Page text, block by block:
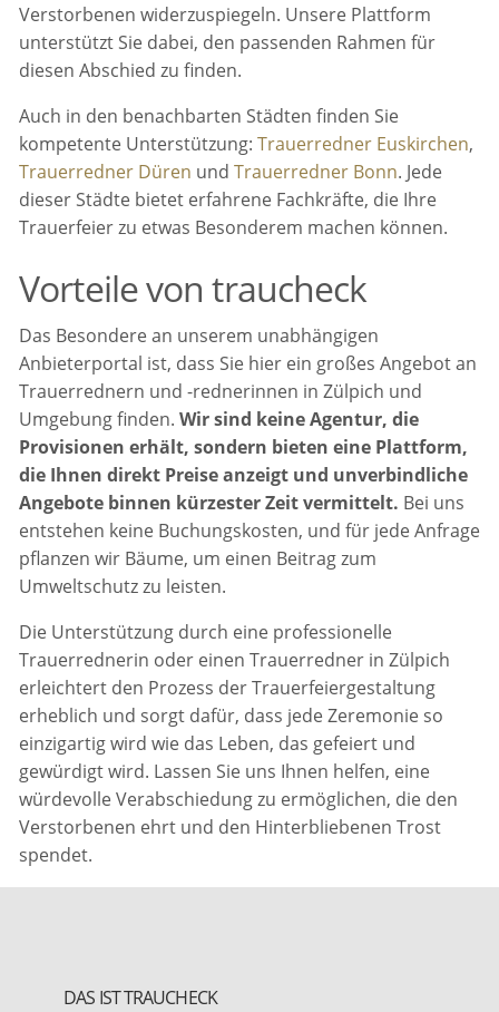
Verstorbenen widerzuspiegeln. Unsere Plattform
unterstützt Sie dabei, den passenden Rahmen für
diesen Abschied zu finden.
Auch in den benachbarten Städten finden Sie
kompetente Unterstützung:Trauerredner Euskirchen,
Trauerredner Düren undTrauerredner Bonn. Jede
dieser Städte bietet erfahrene Fachkräfte, die Ihre
Trauerfeier zu etwas Besonderem machen können.
Vorteile von traucheck
Das Besondere an unserem unabhängigen
Anbieterportal ist, dass Sie hier ein großes Angebot an
Trauerrednern und -rednerinnen in Zülpich und
Umgebung finden.Wir sind keine Agentur, die
Provisionen erhält, sondern bieten eine Plattform,
die Ihnen direkt Preise anzeigt und unverbindliche
Angebote binnen kürzester Zeit vermittelt. Bei uns
entstehen keine Buchungskosten, und für jede Anfrage
pflanzen wir Bäume, um einen Beitrag zum
Umweltschutz zu leisten.
Die Unterstützung durch eine professionelle
Trauerrednerin oder einen Trauerredner in Zülpich
erleichtert den Prozess der Trauerfeiergestaltung
erheblich und sorgt dafür, dass jede Zeremonie so
einzigartig wird wie das Leben, das gefeiert und
gewürdigt wird. Lassen Sie uns Ihnen helfen, eine
würdevolle Verabschiedung zu ermöglichen, die den
Verstorbenen ehrt und den Hinterbliebenen Trost
spendet.
DAS IST TRAUCHECK